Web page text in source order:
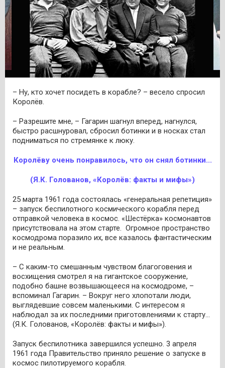
– Ну, кто хочет посидеть в корабле? – весело спросил
Королёв.
– Разрешите мне, – Гагарин шагнул вперед, нагнулся,
быстро расшнуровал, сбросил ботинки и в носках стал
подниматься по стремянке к люку.
Королёву очень понравилось, что он снял ботинки...
(Я.К. Голованов, «Королёв: факты и мифы»)
25 марта 1961 года состоялась «генеральная репетиция»
– запуск беспилотного космического корабля перед
отправкой человека в космос. «Шестёрка» космонавтов
присутствовала на этом старте. Огромное пространство
космодрома поразило их, все казалось фантастическим
и не реальным.
– С каким-то смешанным чувством благоговения и
восхищения смотрел я на гигантское сооружение,
подобно башне возвышающееся на космодроме, –
вспоминал Гагарин. – Вокруг него хлопотали люди,
выглядевшие совсем маленькими. С интересом я
наблюдал за их последними приготовлениями к старту...
(Я.К. Голованов, «Королёв: факты и мифы»).
Запуск беспилотника завершился успешно. 3 апреля
1961 года Правительство приняло решение о запуске в
космос пилотируемого корабля.